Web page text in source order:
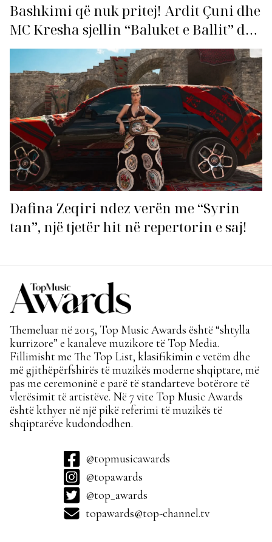
Bashkimi që nuk pritej! Ardit Çuni dhe
MC Kresha sjellin “Baluket e Ballit” dhe
ndezin rrjetin!
Dafina Zeqiri ndez verën me “Syrin
tan”, një tjetër hit në repertorin e saj!
Themeluar në 2015, Top Music Awards është “shtylla
kurrizore” e kanaleve muzikore të Top Media.
Fillimisht me The Top List, klasifikimin e vetëm dhe
më gjithëpërfshirës të muzikës moderne shqiptare, më
pas me ceremoninë e parë të standarteve botërore të
vlerësimit të artistëve. Në 7 vite Top Music Awards
është kthyer në një pikë referimi të muzikës të
shqiptarëve kudondodhen.
@topmusicawards
@topawards
@top_awards
topawards@top-channel.tv